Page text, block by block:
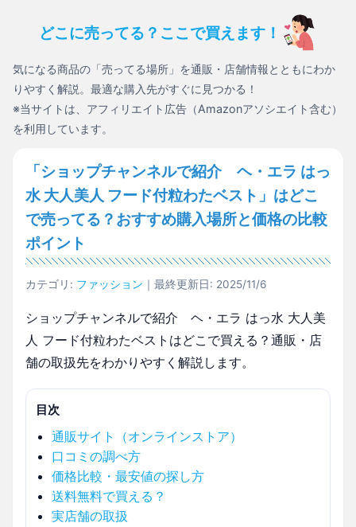
どこに売ってる？ここで買えます！
気になる商品の「売ってる場所」を通販・店舗情報とともにわか
りやすく解説。最適な購入先がすぐに見つかる！
※当サイトは、アフィリエイト広告（Amazonアソシエイト含む）
を利用しています。
「ショップチャンネルで紹介 ヘ・エラ はっ
水 大人美人 フード付粒わたベスト」はどこ
で売ってる？おすすめ購入場所と価格の比較
ポイント
カテゴリ: ファッション ｜最終更新日: 2025/11/6
ショップチャンネルで紹介 ヘ・エラ はっ水 大人美
人 フード付粒わたベストはどこで買える？通販・店
舗の取扱先をわかりやすく解説します。
目次
通販サイト（オンラインストア）
口コミの調べ方
価格比較・最安値の探し方
送料無料で買える？
実店舗の取扱